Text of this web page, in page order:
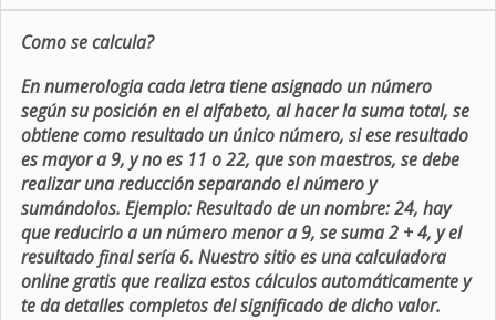
Como se calcula?
En numerologia cada letra tiene asignado un número
según su posición en el alfabeto, al hacer la suma total, se
obtiene como resultado un único número, si ese resultado
es mayor a 9, y no es 11 o 22, que son maestros, se debe
realizar una reducción separando el número y
sumándolos. Ejemplo: Resultado de un nombre: 24, hay
que reducirlo a un número menor a 9, se suma 2 + 4, y el
resultado final sería 6. Nuestro sitio es una calculadora
online gratis que realiza estos cálculos automáticamente y
te da detalles completos del significado de dicho valor.